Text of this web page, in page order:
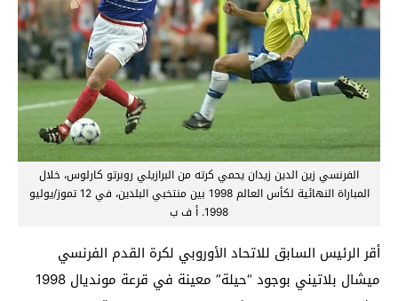
الفرنسي زين الدين زيدان يحمي كرته من البرازيلي روبرتو كارلوس، خلال
المباراة النهائية لكأس العالم 1998 بين منتخبي البلدين، في 12 تموز/يوليو
1998. أ ف ب
أقر الرئيس السابق للاتحاد الأوروبي لكرة القدم الفرنسي
ميشال بلاتيني بوجود “حيلة” معينة في قرعة مونديال 1998